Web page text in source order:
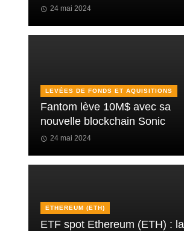
24 mai 2024
LEVÉES DE FONDS ET AQUISITIONS
Fantom lève 10M$ avec sa
nouvelle blockchain Sonic
24 mai 2024
ETHEREUM (ETH)
ETF spot Ethereum (ETH) : la